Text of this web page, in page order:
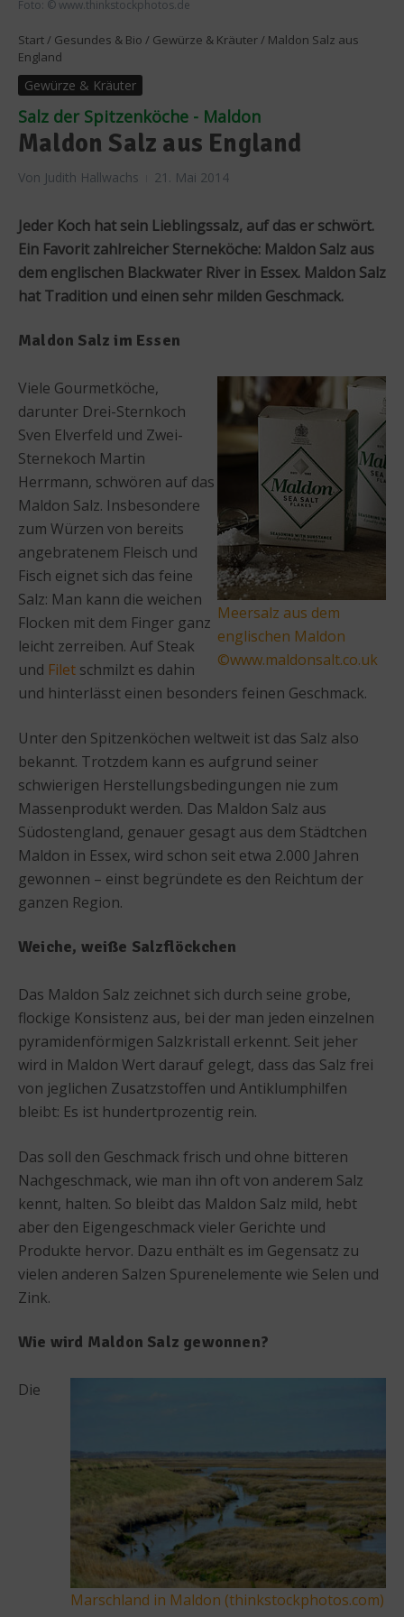
Foto: © www.thinkstockphotos.de
Start / Gesundes & Bio / Gewürze & Kräuter / Maldon Salz aus
England
Gewürze & Kräuter
Salz der Spitzenköche - Maldon
Maldon Salz aus England
Von Judith Hallwachs 21. Mai 2014
Jeder Koch hat sein Lieblingssalz, auf das er schwört.
Ein Favorit zahlreicher Sterneköche: Maldon Salz aus
dem englischen Blackwater River in Essex. Maldon Salz
hat Tradition und einen sehr milden Geschmack.
Maldon Salz im Essen
Meersalz aus dem
englischen Maldon
©www.maldonsalt.co.uk
Viele Gourmetköche,
darunter Drei-Sternkoch
Sven Elverfeld und Zwei-
Sternekoch Martin
Herrmann, schwören auf das
Maldon Salz. Insbesondere
zum Würzen von bereits
angebratenem Fleisch und
Fisch eignet sich das feine
Salz: Man kann die weichen
Flocken mit dem Finger ganz
leicht zerreiben. Auf Steak
und Filet schmilzt es dahin
und hinterlässt einen besonders feinen Geschmack.
Unter den Spitzenköchen weltweit ist das Salz also
bekannt. Trotzdem kann es aufgrund seiner
schwierigen Herstellungsbedingungen nie zum
Massenprodukt werden. Das Maldon Salz aus
Südostengland, genauer gesagt aus dem Städtchen
Maldon in Essex, wird schon seit etwa 2.000 Jahren
gewonnen – einst begründete es den Reichtum der
ganzen Region.
Weiche, weiße Salzflöckchen
Das Maldon Salz zeichnet sich durch seine grobe,
flockige Konsistenz aus, bei der man jeden einzelnen
pyramidenförmigen Salzkristall erkennt. Seit jeher
wird in Maldon Wert darauf gelegt, dass das Salz frei
von jeglichen Zusatzstoffen und Antiklumphilfen
bleibt: Es ist hundertprozentig rein.
Das soll den Geschmack frisch und ohne bitteren
Nachgeschmack, wie man ihn oft von anderem Salz
kennt, halten. So bleibt das Maldon Salz mild, hebt
aber den Eigengeschmack vieler Gerichte und
Produkte hervor. Dazu enthält es im Gegensatz zu
vielen anderen Salzen Spurenelemente wie Selen und
Zink.
Wie wird Maldon Salz gewonnen?
Marschland in Maldon (thinkstockphotos.com)
Die